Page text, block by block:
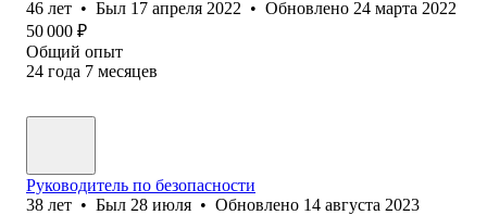
46 лет • Был 17 апреля 2022 • Обновлено 24 марта 2022
50 000 ₽
Общий опыт
24 года 7 месяцев
Руководитель по безопасности
38 лет • Был 28 июля • Обновлено 14 августа 2023